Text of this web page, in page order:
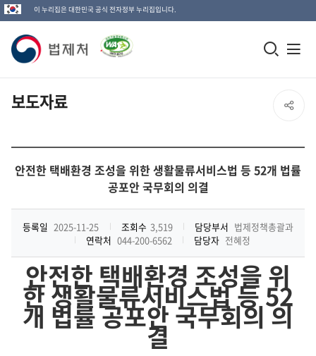
이 누리집은 대한민국 공식 전자정부 누리집입니다.
법
제
처
고
모
기
보도자료 SNS
유
기
안전한 택배환경 조성을 위한 생활물류서비스법 등 52개 법률
공포안 국무회의 의결
등록일 2025-11-25 조회수 3,519 담당부서 법제정책총괄과
연락처 044-200-6562 담당자 전혜정
안전한 택배환경 조성을 위
한 생활물류서비스법 등52
개 법률 공포안 국무회의 의
결